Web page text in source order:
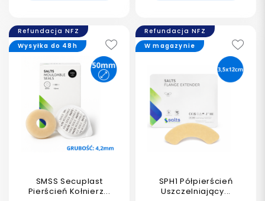
Refundacja NFZ
SMSS Secuplast
Pierścień Kołnierz...
Wysyłka do 48h
Refundacja NFZ
SPH1 Półpierścień
Uszczelniający...
W magazynie